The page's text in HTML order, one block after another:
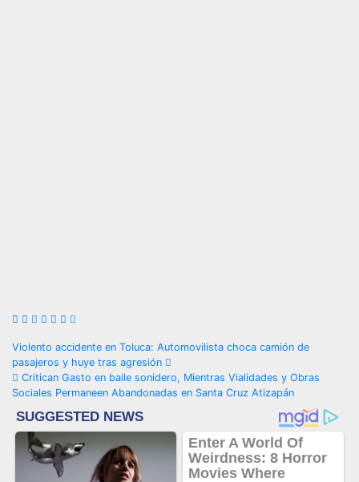
Navegación
de
entradas
Violento accidente en Toluca: Automovilista choca camión de
pasajeros y huye tras agresión
Critican Gasto en baile sonidero, Mientras Vialidades y Obras
Sociales Permaneen Abandonadas en Santa Cruz Atizapán